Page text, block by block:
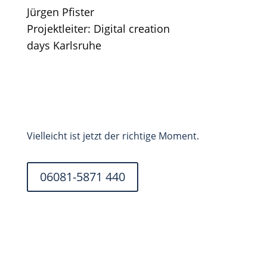
Jürgen Pfister
Projektleiter: Digital creation
days Karlsruhe
Vielleicht ist jetzt der richtige Moment.
06081-5871 440